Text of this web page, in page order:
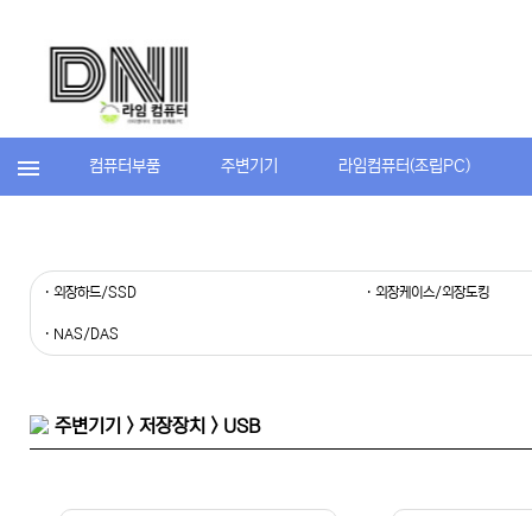
컴퓨터부품 주변기기 라임컴퓨터(조립PC)
· 외장하드/SSD · 외장케이스/외장도킹
· NAS/DAS
주변기기 > 저장장치 > USB